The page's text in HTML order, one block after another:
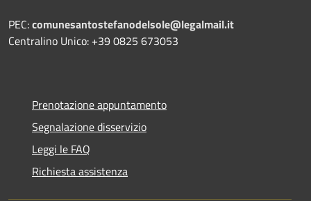
PEC:comunesantostefanodelsole@legalmail.it
Centralino Unico: +39 0825 673053
Prenotazione appuntamento
Segnalazione disservizio
Leggi le FAQ
Richiesta assistenza